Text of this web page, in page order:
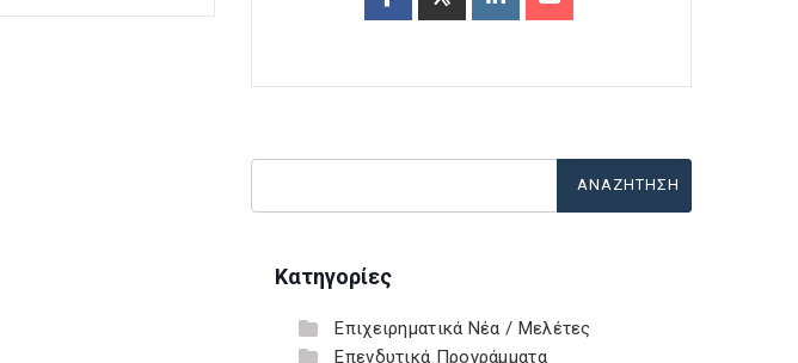
Κατηγορίες
Επιχειρηματικά Νέα / Μελέτες
Επενδυτικά Προγράμματα